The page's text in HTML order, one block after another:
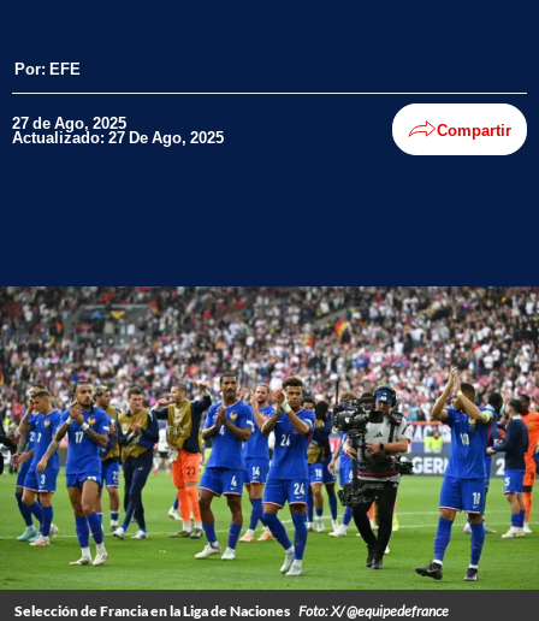
Por: EFE
27 de Ago, 2025
Actualizado: 27 De Ago, 2025 Compartir
Selección de Francia en la Liga de Naciones Foto: X/ @equipedefrance